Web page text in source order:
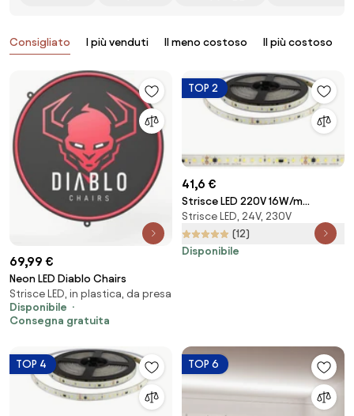
Prodotti
Consigliato I più venduti Il meno costoso Il più costoso
69,99 €
Neon LED Diablo Chairs
Strisce LED, in plastica, da presa
Disponibile
Consegna gratuita
TOP 2
41,6 €
Strisce LED 220V 16W/m
120lm/W chip Lumileds
Dimmerabile tagl. 10cm – 5m
Colore Bianco Naturale 4.000K
Strisce LED, 24V, 230V
(12)
Disponibile
TOP 4 TOP 6